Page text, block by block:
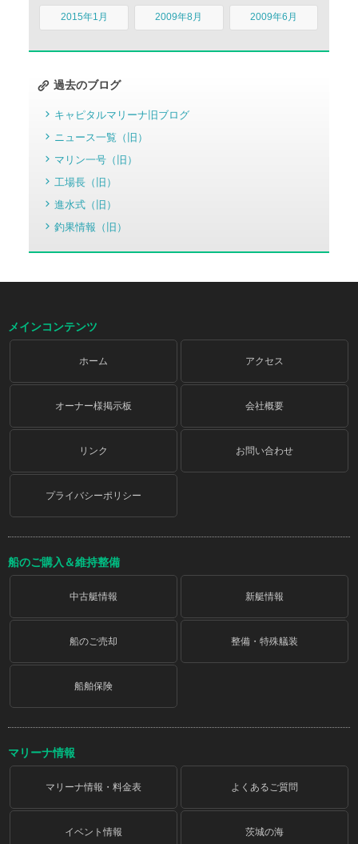
2015年1月 2009年8月 2009年6月
過去のブログ
キャピタルマリーナ旧ブログ
ニュース一覧（旧）
マリン一号（旧）
工場長（旧）
進水式（旧）
釣果情報（旧）
メインコンテンツ
ホーム アクセス
オーナー様掲示板 会社概要
リンク お問い合わせ
プライバシーポリシー
船のご購入＆維持整備
中古艇情報 新艇情報
船のご売却 整備・特殊艤装
船舶保険
マリーナ情報
マリーナ情報・料金表 よくあるご質問
イベント情報 茨城の海